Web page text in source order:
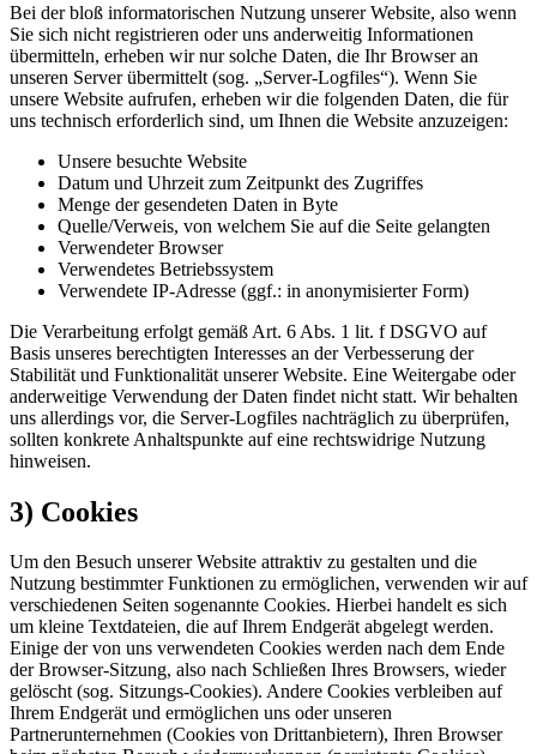
Bei der bloß informatorischen Nutzung unserer Website, also wenn
Sie sich nicht registrieren oder uns anderweitig Informationen
übermitteln, erheben wir nur solche Daten, die Ihr Browser an
unseren Server übermittelt (sog. „Server-Logfiles“). Wenn Sie
unsere Website aufrufen, erheben wir die folgenden Daten, die für
uns technisch erforderlich sind, um Ihnen die Website anzuzeigen:
Unsere besuchte Website
Datum und Uhrzeit zum Zeitpunkt des Zugriffes
Menge der gesendeten Daten in Byte
Quelle/Verweis, von welchem Sie auf die Seite gelangten
Verwendeter Browser
Verwendetes Betriebssystem
Verwendete IP-Adresse (ggf.: in anonymisierter Form)
Die Verarbeitung erfolgt gemäß Art. 6 Abs. 1 lit. f DSGVO auf
Basis unseres berechtigten Interesses an der Verbesserung der
Stabilität und Funktionalität unserer Website. Eine Weitergabe oder
anderweitige Verwendung der Daten findet nicht statt. Wir behalten
uns allerdings vor, die Server-Logfiles nachträglich zu überprüfen,
sollten konkrete Anhaltspunkte auf eine rechtswidrige Nutzung
hinweisen.
3) Cookies
Um den Besuch unserer Website attraktiv zu gestalten und die
Nutzung bestimmter Funktionen zu ermöglichen, verwenden wir auf
verschiedenen Seiten sogenannte Cookies. Hierbei handelt es sich
um kleine Textdateien, die auf Ihrem Endgerät abgelegt werden.
Einige der von uns verwendeten Cookies werden nach dem Ende
der Browser-Sitzung, also nach Schließen Ihres Browsers, wieder
gelöscht (sog. Sitzungs-Cookies). Andere Cookies verbleiben auf
Ihrem Endgerät und ermöglichen uns oder unseren
Partnerunternehmen (Cookies von Drittanbietern), Ihren Browser